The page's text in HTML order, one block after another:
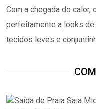
Com a chegada do
perfeitamente a looks de
tecidos leves e